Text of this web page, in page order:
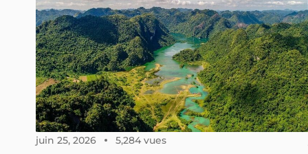
juin 25, 2026 5,284 vues